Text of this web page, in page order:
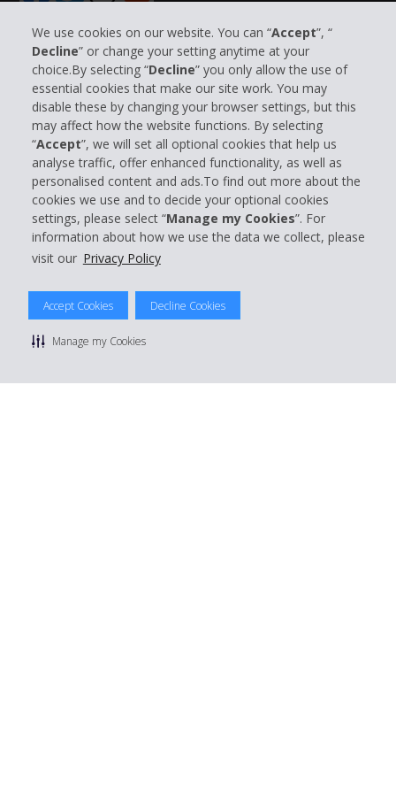
We use cookies on our website. You can “Accept”, “
Decline” or change your setting anytime at your
choice.By selecting “Decline” you only allow the use of
essential cookies that make our site work. You may
disable these by changing your browser settings, but this
may affect how the website functions. By selecting
“Accept”, we will set all optional cookies that help us
analyse traffic, offer enhanced functionality, as well as
personalised content and ads.To find out more about the
cookies we use and to decide your optional cookies
settings, please select “Manage my Cookies”. For
information about how we use the data we collect, please
visit our Privacy Policy
Accept Cookies Decline Cookies
Manage my Cookies
Verbraucherrechte bleiben unberührt.
A: Fahrzeugzustand,
Reparaturen,
Betriebsmittel
1. Der Mieter verpflichtet sich, das Fahrzeug
schonend und fachgerecht zu behandeln, alle
maßgeblichen Vorschriften und technischen
Regeln – insbesondere die regelmäßige
Motorölstands, des Reifendrucks sowie fälliger
Inspektionen – zu beachten und regelmäßig
zu prüfen, ob sich das Fahrzeug in einem
sind ordnungsgemäß zu verschließen; bei
Unternehmensinformation
Partner
Kundenservice
Mieten bei Hertz
© 2026 The Hertz System, Inc.
Sitemap Cookies verwalten